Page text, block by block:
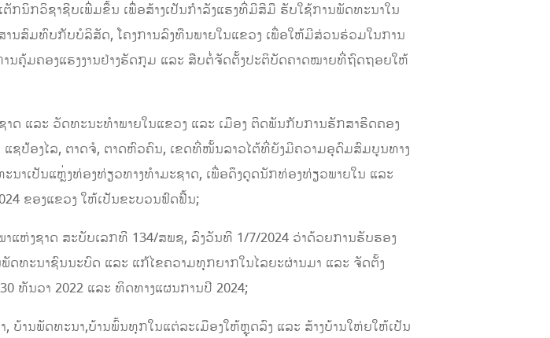
ກນິກວິຊາຊີບເພີ່ມຂື້ນ ເພື່ອສ້າງເປັນກໍາລັງແຮງທີ່ມີສີມື ຮັບໃຊ້ການພັດທະນາໃນ
ນສົມທົບກັບບໍລິສັດ, ໂຄງການລົງທືນພາຍໃນແຂວງ ເພື່ອໃຫ້ມີສ່ວນຮ່ວມໃນການ
ຄຸ້ມຄອງແຮງງານຢ່າງຮັດກຸມ ແລະ ສືບຕໍ່ຈັດຕັ້ງປະຕິບັດຄາດໝາຍທີ່ຖົດຖອຍໃຫ້
ແລະ ວັດທະນະທໍາພາຍໃນແຂວງ ແລະ ເມືອງ ຕິດພັນກັບການຮັກສາຮີດຄອງ
ຊປ້ອງໄລ, ຕາດຈໍ, ຕາດຫົວຄົນ, ເຂດທີ່ໜັ້ນລາວໄຕ້ທີ່ຍັງມີຄວາມອຸດົມສົມບູນທາງ
ເປັນແຫຼ່ງທ່ອງທ່ຽວທາງທໍາມະຊາດ, ເພື່ອດຶງດູດນັກທ່ອງທ່ຽວພາຍໃນ ແລະ
ຂອງແຂວງ ໃຫ້ເປັນຂະບວນຟົດຟື້ນ;
ແຫ່ງຊາດ ສະບັບເລກທີ 134/ສພຊ, ລົງວັນທີ 1/7/2024 ວ່າດ້ວຍການຮັບຮອງ
ທະນາຊົນນະບົດ ແລະ ແກ້ໄຂຄວາມທຸກຍາກໃນໄລຍະຜ່ານມາ ແລະ ຈັດຕັ້ງ
ທັນວາ 2022 ແລະ ທິດທາງແຜນການປີ 2024;
ນພັດທະນາ,ບ້ານພົ້ນທຸກໃນແຕ່ລະເມືອງໃຫ້ຫຼຸດລົງ ແລະ ສ້າງບ້ານໃຫ່ຍໃຫ້ເປັນ